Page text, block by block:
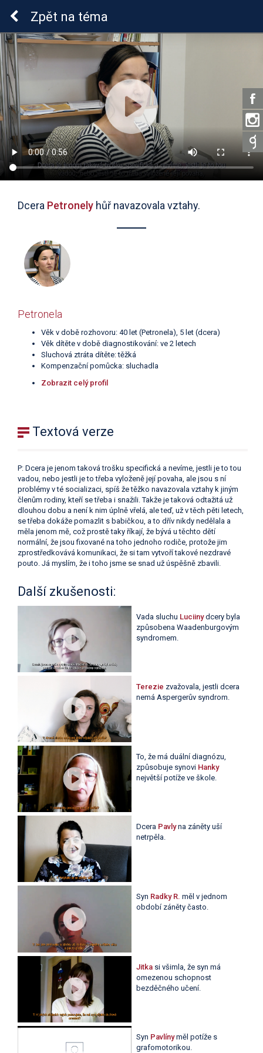
Sluchová vada u dětí
Zpět na téma
Dcera Petronely hůř navazovala vztahy.
Petronela
Věk v době rozhovoru: 40 let (Petronela), 5 let (dcera)
Věk dítěte v době diagnostikování: ve 2 letech
Sluchová ztráta dítěte: těžká
Kompenzační pomůcka: sluchadla
Zobrazit celý profil
Textová verze
P: Dcera je jenom taková trošku specifická a nevíme, jestli je to tou
vadou, nebo jestli je to třeba vyloženě její povaha, ale jsou s ní
problémy v té socializaci, spíš že těžko navazovala vztahy k jiným
členům rodiny, kteří se třeba i snažili. Takže je taková odtažitá už
dlouhou dobu a není k nim úplně vřelá, ale teď, už v těch pěti letech,
se třeba dokáže pomazlit s babičkou, a to dřív nikdy nedělala a
měla jenom mě, což prostě taky říkají, že bývá u těchto dětí
normální, že jsou fixované na toho jednoho rodiče, protože jim
zprostředkovává komunikaci, že si tam vytvoří takové nezdravé
pouto. Já myslím, že i toho jsme se snad už úspěšně zbavili.
Další zkušenosti:
Vada sluchu Luciinydcery byla
způsobena Waadenburgovým
syndromem.
Terezie zvažovala, jestli dcera
nemá Aspergerův syndrom.
To, že má duální diagnózu,
způsobuje synovi Hanky
největší potíže ve škole.
Dcera Pavlyna záněty uší
netrpěla.
Syn Radky R. měl v jednom
období záněty často.
Jitka si všimla, že syn má
omezenou schopnost
bezděčného učení.
Syn Pavlínyměl potíže s
grafomotorikou.